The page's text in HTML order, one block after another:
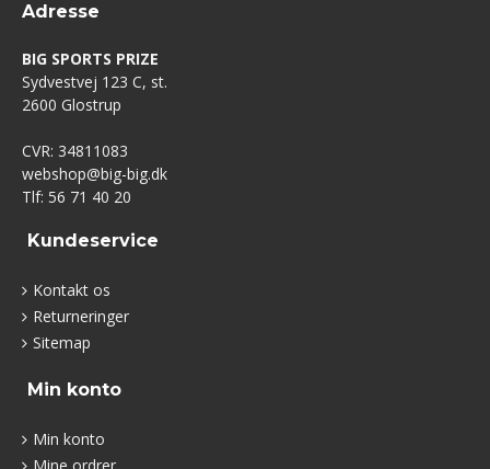
Adresse
BIG SPORTS PRIZE
Sydvestvej 123 C, st.
2600 Glostrup
CVR: 34811083
webshop@big-big.dk
Tlf: 56 71 40 20
Kundeservice
Kontakt os
Returneringer
Sitemap
Min konto
Min konto